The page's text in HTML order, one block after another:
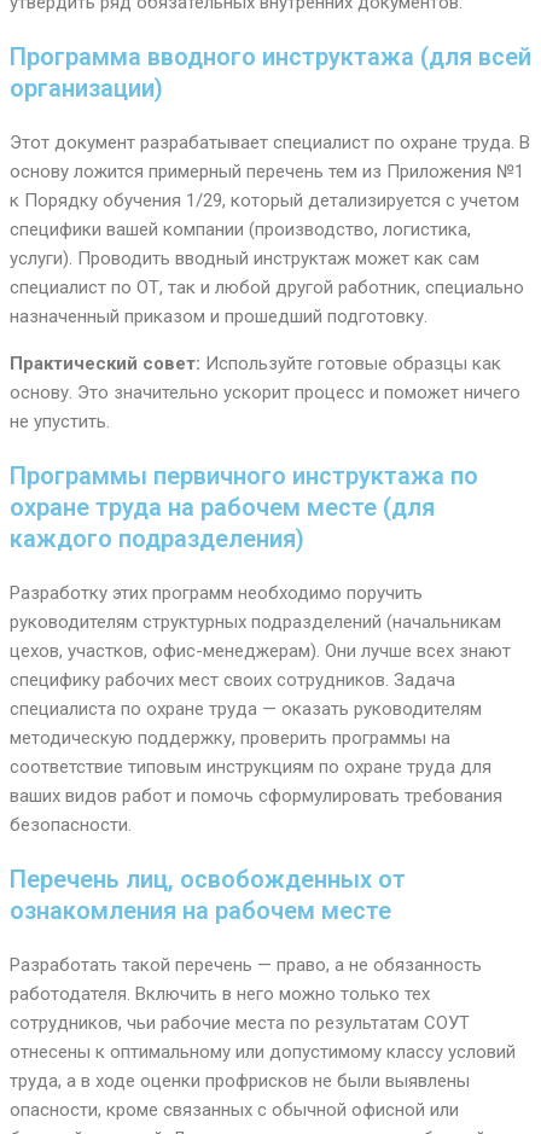
Программа вводного инструктажа (для всей
организации)
Этот документ разрабатывает специалист по охране труда. В
основу ложится примерный перечень тем из Приложения №1
к Порядку обучения 1/29, который детализируется с учетом
специфики вашей компании (производство, логистика,
услуги). Проводить вводный инструктаж может как сам
специалист по ОТ, так и любой другой работник, специально
назначенный приказом и прошедший подготовку.
Практический совет: Используйте готовые образцы как
основу. Это значительно ускорит процесс и поможет ничего
не упустить.
Программы первичного инструктажа по
охране труда на рабочем месте (для
каждого подразделения)
Разработку этих программ необходимо поручить
руководителям структурных подразделений (начальникам
цехов, участков, офис-менеджерам). Они лучше всех знают
специфику рабочих мест своих сотрудников. Задача
специалиста по охране труда — оказать руководителям
методическую поддержку, проверить программы на
соответствие типовым инструкциям по охране труда для
ваших видов работ и помочь сформулировать требования
безопасности.
Перечень лиц, освобожденных от
ознакомления на рабочем месте
Разработать такой перечень — право, а не обязанность
работодателя. Включить в него можно только тех
сотрудников, чьи рабочие места по результатам СОУТ
отнесены к оптимальному или допустимому классу условий
труда, а в ходе оценки профрисков не были выявлены
опасности, кроме связанных с обычной офисной или